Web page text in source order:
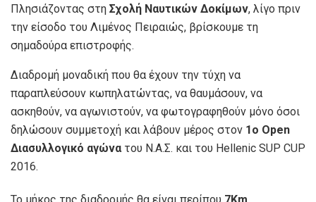
Πλησιάζοντας στη Σχολή Ναυτικών Δοκίμων, λίγο πριν
την είσοδο του Λιμένος Πειραιώς, βρίσκουμε τη
σημαδούρα επιστροφής.
Διαδρομή μοναδική που θα έχουν την τύχη να
παραπλεύσουν κωπηλατώντας, να θαυμάσουν, να
ασκηθούν, να αγωνιστούν, να φωτογραφηθούν μόνο όσοι
δηλώσουν συμμετοχή και λάβουν μέρος στον 1ο Open
Διασυλλογικό αγώνα του N.A.Σ. και του Hellenic SUP CUP
2016.